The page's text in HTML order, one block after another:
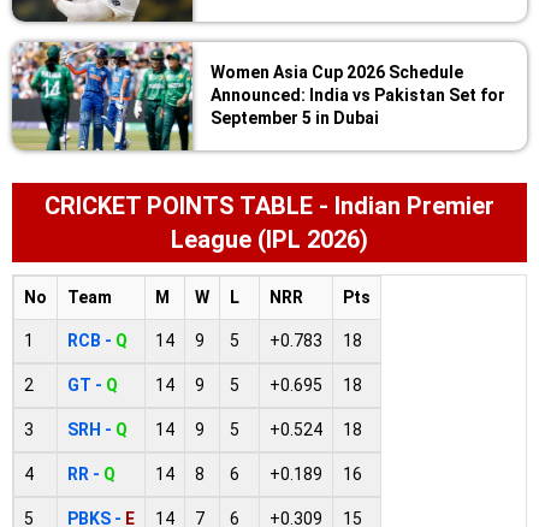
Women Asia Cup 2026 Schedule
Announced: India vs Pakistan Set for
September 5 in Dubai
CRICKET POINTS TABLE - Indian Premier
League (IPL 2026)
No Team M W L NRR Pts
1 RCB - Q 14 9 5 +0.783 18
2 GT - Q 14 9 5 +0.695 18
3 SRH - Q 14 9 5 +0.524 18
4 RR - Q 14 8 6 +0.189 16
5 PBKS - E 14 7 6 +0.309 15